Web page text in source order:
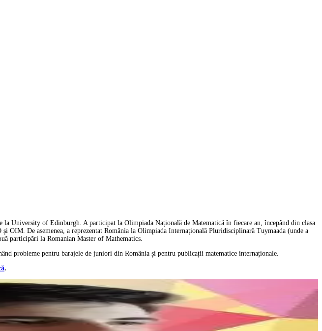
University of Edinburgh. A participat la Olimpiada Națională de Matematică în fiecare an, începând din clasa
De asemenea, a reprezentat România la Olimpiada Internațională Pluridisciplinară Tuymaada (unde a
participări la Romanian Master of Mathematics.
probleme pentru barajele de juniori din România și pentru publicații matematice internaționale.
.